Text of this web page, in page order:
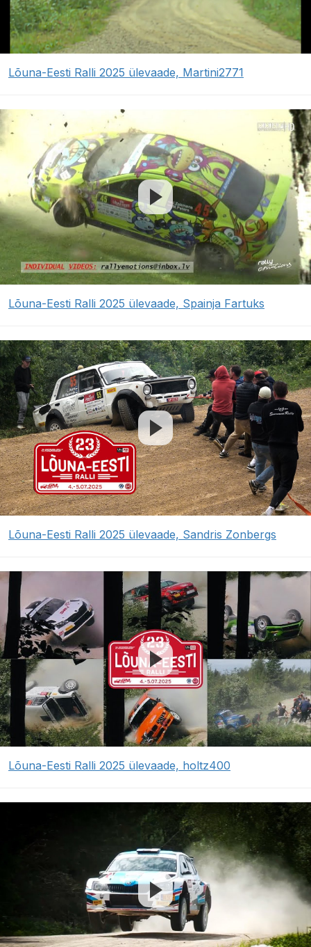
Lõuna-Eesti Ralli 2025 ülevaade, Martini2771
Lõuna-Eesti Ralli 2025 ülevaade, Spainja Fartuks
Lõuna-Eesti Ralli 2025 ülevaade, Sandris Zonbergs
Lõuna-Eesti Ralli 2025 ülevaade, holtz400